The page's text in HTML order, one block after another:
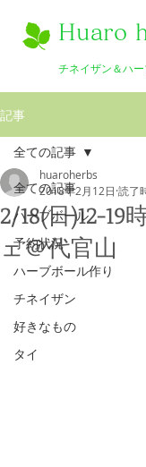
Huaro
チネイザン＆ハ
記事
全ての記事
ハーブボール
予約状況
ハーブボール作り
チネイザン
好きなもの
タイ
全ての記事
2/18(日)12-19
ェ＠代官山
huaroherbs
2018年2月12日 読了